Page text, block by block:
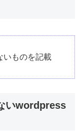
いものを記載
いwordpress